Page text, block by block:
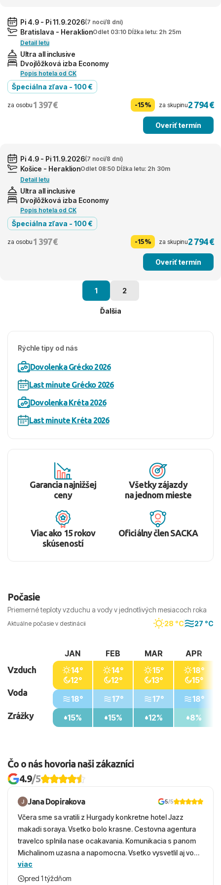
Pi 4.9 - Pi 11.9.2026(7 nocí/8 dní)
Bratislava - HeraklionOdlet 03:10 Dĺžka letu: 2h 25m
Detail letu
Ultra all inclusive
Dvojlôžková izba Economy
Popis hotela od CK
Špeciálna zľava - 100 €
za osobu 1 397 € -15% za skupinu2 794 €
Overiť termín
Pi 4.9 - Pi 11.9.2026(7 nocí/8 dní)
Košice - HeraklionOdlet 08:50 Dĺžka letu: 2h 30m
Detail letu
Ultra all inclusive
Dvojlôžková izba Economy
Popis hotela od CK
Špeciálna zľava - 100 €
za osobu 1 397 € -15% za skupinu2 794 €
Overiť termín
1 2
Ďalšia
Rýchle tipy od nás
Dovolenka Grécko 2026
Last minute Grécko 2026
Dovolenka Kréta 2026
Last minute Kréta 2026
Garancia najnižšej
ceny
Všetky zájazdy
na jednom mieste
Viac ako 15 rokov
skúseností
Oficiálny člen SACKA
Počasie
Priemerné teploty vzduchu a vody v jednotlivých mesiacoch roka
Aktuálne počasie v destinácii 28 °C 27 °C
Vzduch
Voda
Zrážky
JAN
14°
12°
18°
15%
FEB
14°
12°
17°
15%
MAR
15°
13°
17°
12%
APR
18°
15°
18°
8%
Čo o nás hovoria naši zákazníci
4.9/5
Jana Dopirakova 5/5
Včera sme sa vratili z Hurgady konkretne hotel Jazz
makadi soraya. Vsetko bolo krasne. Cestovna agentura
travelco splnila nase ocakavania. Komunikacia s panom
Michalinom uzasna a napomocna. Vsetko vysvetlil aj vo
vecernych hodinach zaco sa ospravedlnujem. Hotel
krasny, cisty. Sluzby top. Strava, prostredie, more,
viac
pred 1 týždňom